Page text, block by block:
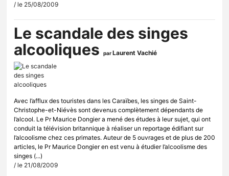
/ le 25/08/2009
Le scandale des singes
alcooliques
parLaurent Vachié
Avec l’afflux des touristes dans les Caraïbes, les singes de Saint-
Christophe-et-Niévès sont devenus complètement dépendants de
l’alcool. Le Pr Maurice Dongier a mené des études à leur sujet, qui ont
conduit la télévision britannique à réaliser un reportage édifiant sur
l’alcoolisme chez ces primates. Auteur de 5 ouvrages et de plus de 200
articles, le Pr Maurice Dongier en est venu à étudier l’alcoolisme des
singes (...)
/ le 21/08/2009